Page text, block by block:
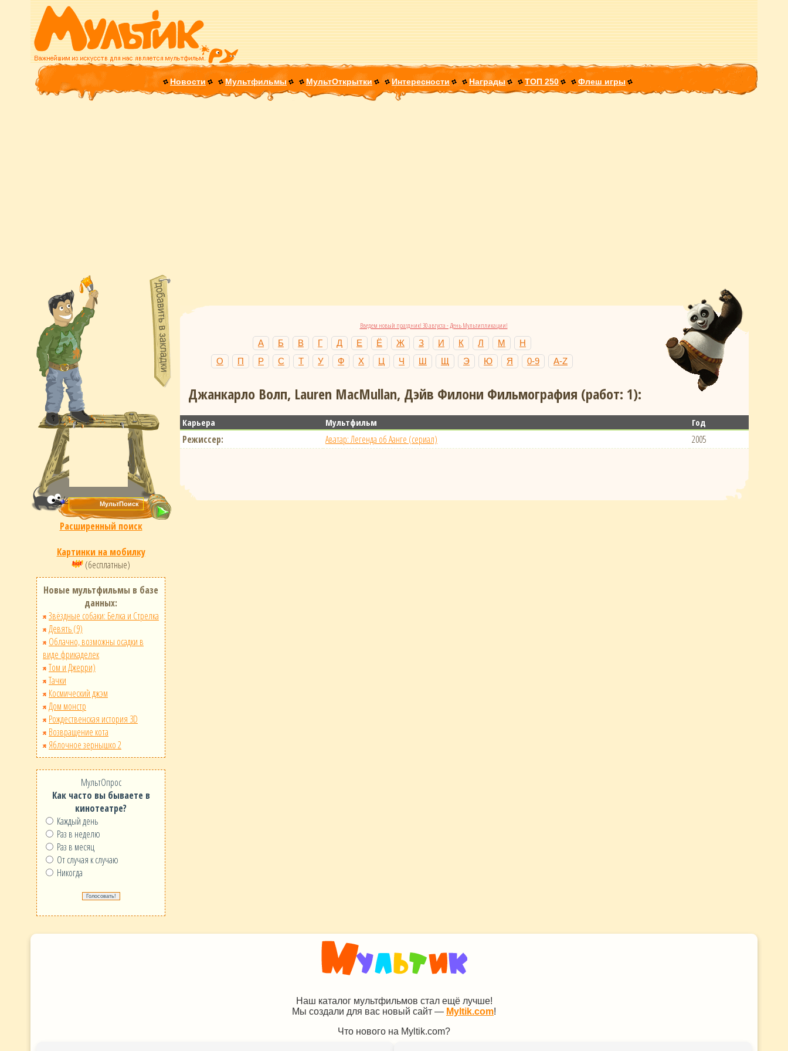
Новости Мультфильмы МультОткрытки Интересности Награды ТОП 250 Флеш игры
Расширенный поиск
Картинки на мобилку
(бесплатные)
Новые мультфильмы в базе
данных:
Звёздные собаки: Белка и Стрелка
Девять (9)
Облачно, возможны осадки в
виде фрикаделек
Том и Джерри)
Тачки
Космический джэм
Дом монстр
Рождественская история 3D
Возвращение кота
Яблочное зернышко 2
МультОпрос
Как часто вы бываете в
кинотеатре?
Каждый день
Раз в неделю
Раз в месяц
От случая к случаю
Никогда
Введем новый праздник! 30 августа - День Мультипликации!
А Б В Г Д Е Ё Ж З И К Л М
Н
О
П Р С Т У Ф Х Ц Ч Ш Щ Э Ю Я 0-9 A-Z
Джанкарло Волп, Lauren MacMullan, Дэйв Филони Фильмография (работ: 1):
Карьера Мультфильм Год
Режиссер: Аватар: Легенда об Аанге (сериал) 2005
Наш каталог мультфильмов стал ещё лучше!
Мы создали для вас новый сайт — Myltik.com!
Что нового на Myltik.com?